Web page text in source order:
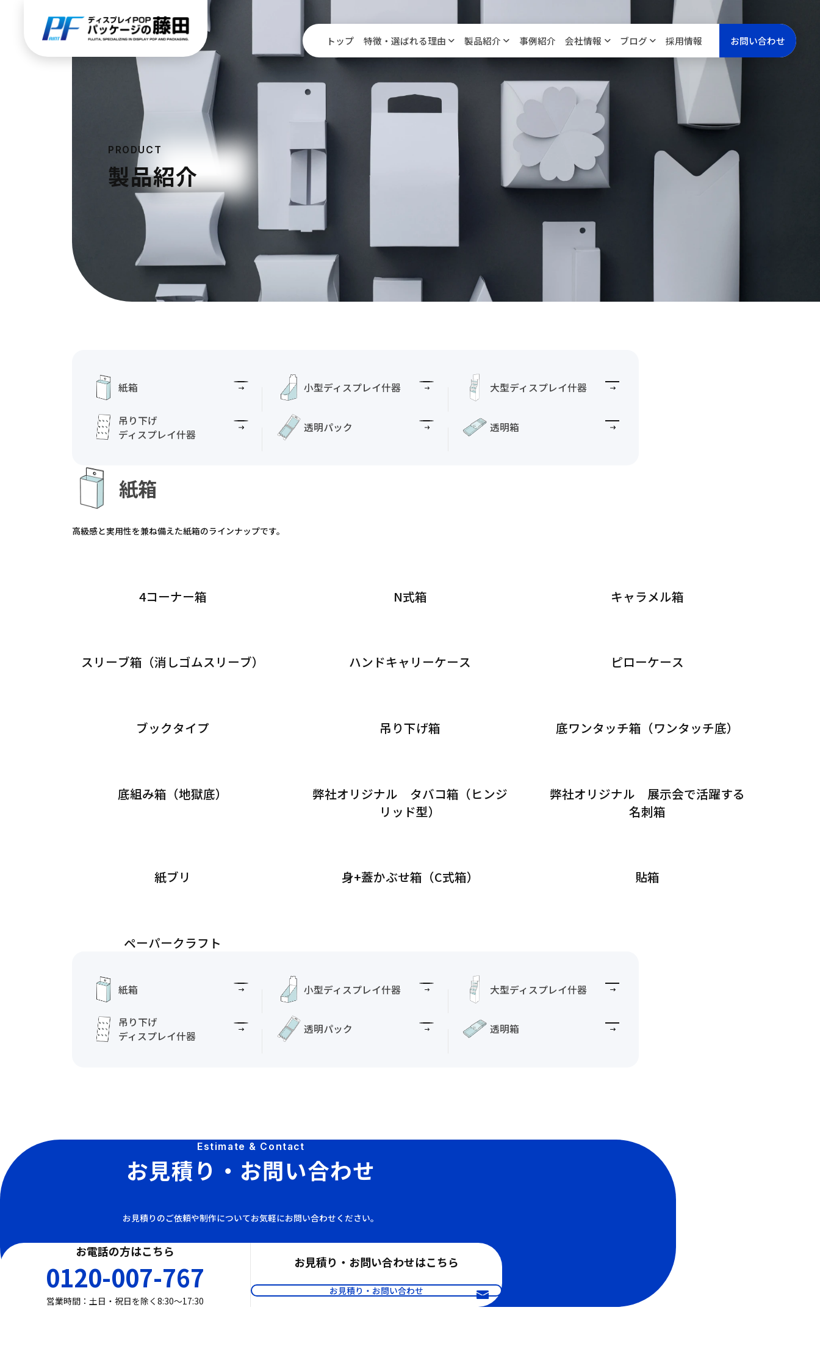
トップ 特徴・選ばれる理由 製品紹介 事例紹介 会社情報 ブログ 採用情報 お問い合わせ
PRODUCT
製品紹介
紙箱 小型ディスプレイ什器 大型ディスプレイ什器
吊り下げ
ディスプレイ什器
透明パック 透明箱
紙箱
高級感と実用性を兼ね備えた紙箱のラインナップです。
4コーナー箱 N式箱 キャラメル箱
スリーブ箱（消しゴムスリーブ） ハンドキャリーケース ピローケース
ブックタイプ 吊り下げ箱 底ワンタッチ箱（ワンタッチ底）
底組み箱（地獄底）
弊社オリジナル タバコ箱（ヒンジ
リッド型）
弊社オリジナル 展示会で活躍する
名刺箱
紙ブリ 身+蓋かぶせ箱（C式箱） 貼箱
ペーパークラフト
紙箱 小型ディスプレイ什器 大型ディスプレイ什器
吊り下げ
ディスプレイ什器
透明パック 透明箱
Estimate & Contact
お見積り・お問い合わせ
お見積りのご依頼や制作についてお気軽にお問い合わせください。
お電話の方はこちら
0120-007-767
営業時間：土日・祝日を除く8:30〜17:30
お見積り・お問い合わせはこちら
お見積り・お問い合わせ